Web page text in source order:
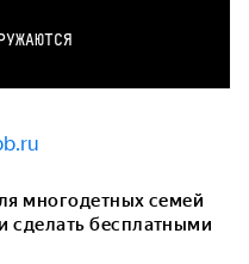
многодетных семей
сделать бесплатными